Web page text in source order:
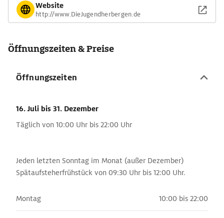
Website
http://www.DieJugendherbergen.de
Öffnungszeiten & Preise
Öffnungszeiten
16. Juli bis 31. Dezember
Täglich von 10:00 Uhr bis 22:00 Uhr
Jeden letzten Sonntag im Monat (außer Dezember)
Spätaufsteherfrühstück von 09:30 Uhr bis 12:00 Uhr.
Montag 10:00 bis 22:00